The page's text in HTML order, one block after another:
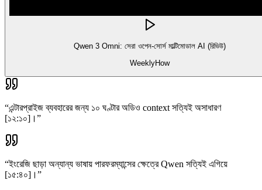
Qwen 3 Omni: সেরা ওপেন-সোর্স মাল্টিমোডাল AI (রিভিউ)
WeeklyHow
“এন্টারপ্রাইজ ব্যবহারের জন্য ১০ ঘণ্টার অডিও context সত্যিই অসাধারণ
[১২:১০]। ”
“ইংরেজি ছাড়া অন্যান্য ভাষায় পারফরম্যান্সের ক্ষেত্রে Qwen সত্যিই এগিয়ে
[১৫:৪০]। ”